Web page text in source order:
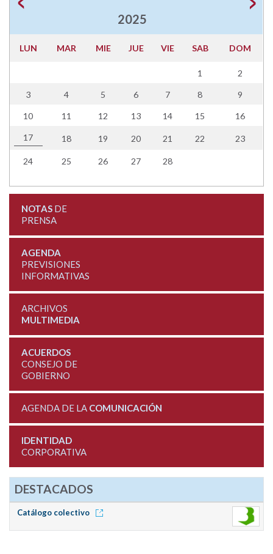
2025
LUN MAR MIE JUE VIE SAB DOM
1 2
3 4 5 6 7 8 9
10 11 12 13 14 15 16
17 18 19 20 21 22 23
24 25 26 27 28
NOTASDE
PRENSA
AGENDA
PREVISIONES
INFORMATIVAS
ARCHIVOS
MULTIMEDIA
ACUERDOS
CONSEJO DE
GOBIERNO
AGENDA DE LA COMUNICACIÓN
IDENTIDAD
CORPORATIVA
DESTACADOS
Catálogo colectivo